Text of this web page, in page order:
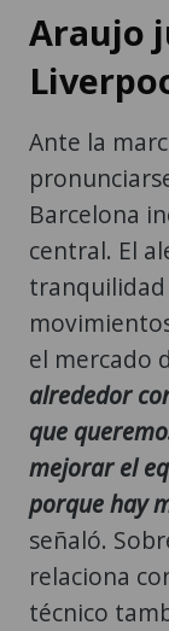
Araujo
Ante la
Barcelona
central. El
el mercado
alrededor
que
mejorar el
porque hay
señaló.
relaciona
técnico